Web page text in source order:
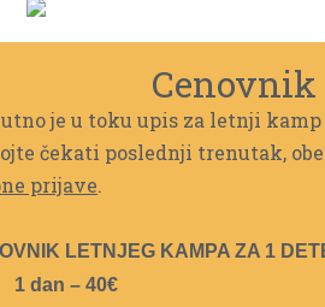
Cenovnik
je u toku upis za letnji kamp
čekati poslednji trenutak,
prijave.
LETNJEG KAMPA ZA 1
1 dan – 40€